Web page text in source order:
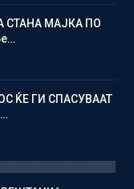
СТАНА МАЈКА ПО
ЌЕ ГИ СПАСУВААТ